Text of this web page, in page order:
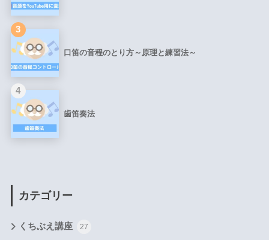
3
口笛の音程のとり方～原理と練習法～
4
歯笛奏法
カテゴリー
くちぶえ講座 27